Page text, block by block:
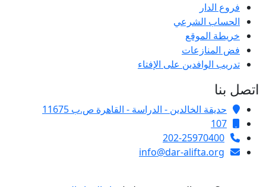
فروع الدار
الحساب الشرعي
خريطة الموقع
فض المنازعات
تدريب الوافدين على الإفتاء
اتصل بنا
حديقة الخالدين - الدراسة - القاهرة ص.ب 11675
107
202-25970400
info@dar-alifta.org